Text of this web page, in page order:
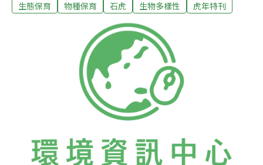
被叫做「錢貓」。此外，和家貓最大的不同，就是牠們耳
常見的野生動物，但是現在數量已經很少了。牠們是夜行
性動物，喜歡單獨活動，白天常躲在樹洞或岩縫中，傍晚
才出來活動。和怕水的家貓不同的是，牠們非常會游泳，
甚至會抓魚來吃喔！樹幹現蹤跡石虎常跳躍到較高的樹
上。不過，牠們的爪子很細小，雖然會踢落樹幹上的青苔
或樹皮，但比較不容易觀察。石虎的行為跟家貓很像，都
喜歡磨爪子，所以會在樹幹上留下很多條抓痕，牠們有時
生態保育 物種保育 石虎 生物多樣性 虎年特刊